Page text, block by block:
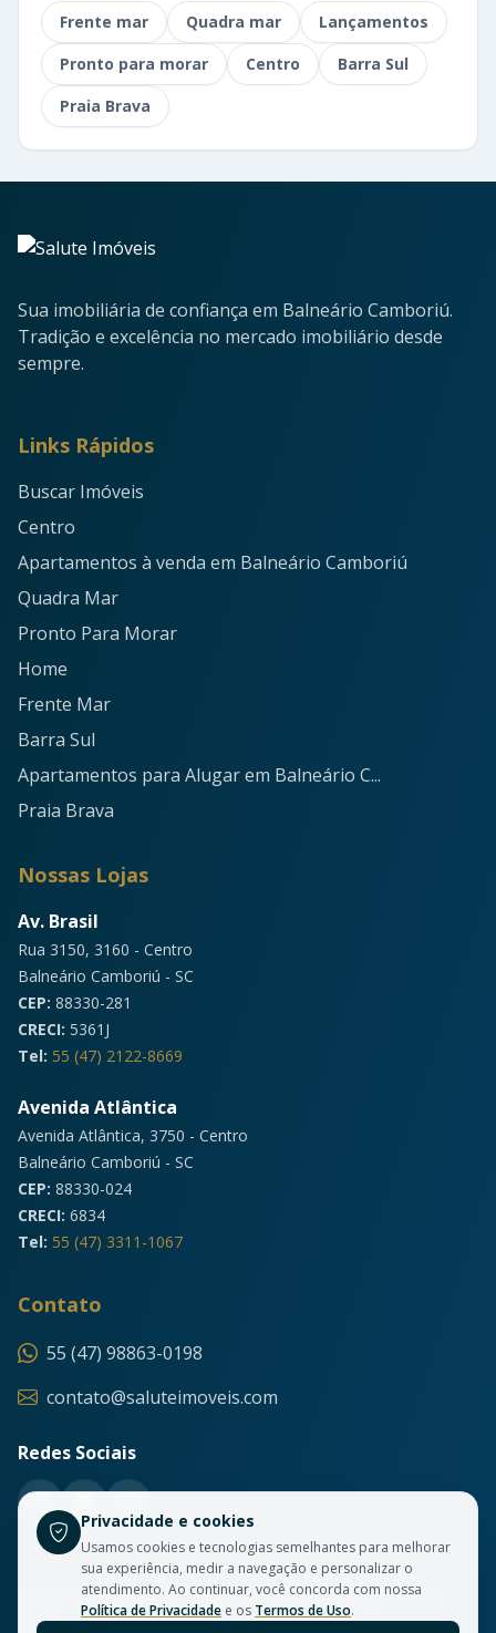
Frente mar Quadra mar
Lançamentos
Pronto para morar
Centro
Barra Sul
Praia Brava
Sua imobiliária de confiança em Balneário Camboriú.
Tradição e excelência no mercado imobiliário desde
sempre.
Links Rápidos
Buscar Imóveis
Centro
Apartamentos à venda em Balneário Camboriú
Quadra Mar
Pronto Para Morar
Home
Frente Mar
Barra Sul
Apartamentos para Alugar em Balneário C...
Praia Brava
Nossas Lojas
Av. Brasil
Rua 3150, 3160 - Centro
Balneário Camboriú - SC
CEP: 88330-281
CRECI: 5361J
Tel: 55 (47) 2122-8669
Avenida Atlântica
Avenida Atlântica, 3750 - Centro
Balneário Camboriú - SC
CEP: 88330-024
CRECI: 6834
Tel: 55 (47) 3311-1067
Contato
55 (47) 98863-0198
contato@saluteimoveis.com
Redes Sociais
© 2026 Salute Imóveis. Todos os direitos reservados. CRECI
6834
Privacidade e cookies
Usamos cookies e tecnologias semelhantes para melhorar
sua experiência, medir a navegação e personalizar o
atendimento. Ao continuar, você concorda com nossa
Política de Privacidade e os Termos de Uso.